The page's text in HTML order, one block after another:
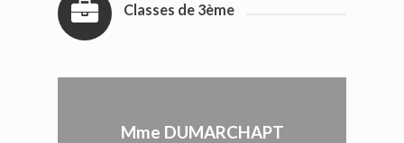
Classes de 3ème
Mme DUMARCHAPT